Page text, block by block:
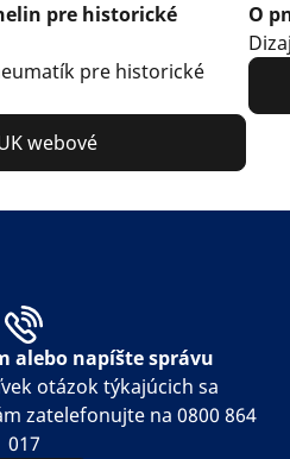
pre historické
pre historické
webové
O
alebo napíšte správu
otázok týkajúcich sa
zatelefonujte na 0800 864
017